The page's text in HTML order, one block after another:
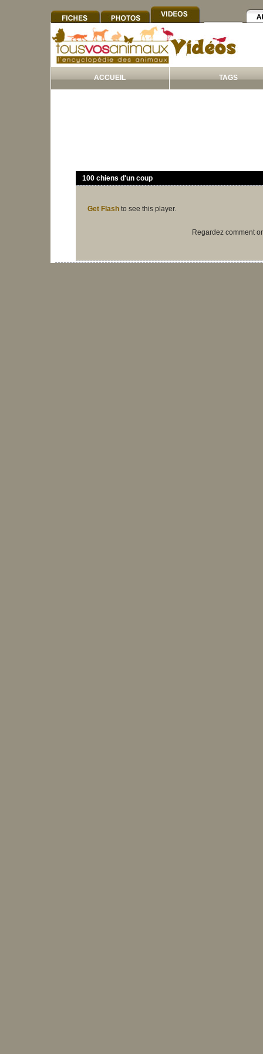
ACCUEIL TAGS
100 chiens d'un coup
Get Flash to see this player.
Regardez comment